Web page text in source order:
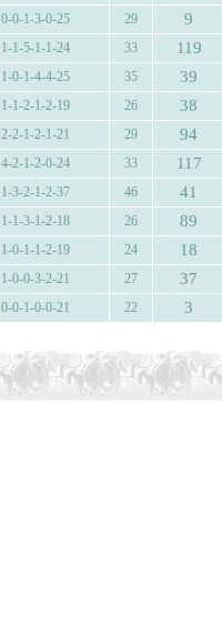
0-0-1-3-0-25 29 9
1-1-5-1-1-24 33 119
1-0-1-4-4-25 35 39
1-1-2-1-2-19 26 38
2-2-1-2-1-21 29 94
4-2-1-2-0-24 33 117
1-3-2-1-2-37 46 41
1-1-3-1-2-18 26 89
1-0-1-1-2-19 24 18
1-0-0-3-2-21 27 37
0-0-1-0-0-21 22 3